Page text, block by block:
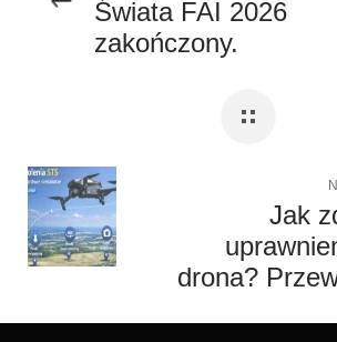
Świata FAI 2026
zakończony.
Aeroklubu Ziemi
najlepszych
Jak
drona?